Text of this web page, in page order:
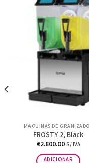
MÁQUINAS DE
FROSTY 2, Black
€2.800.00 S/ IVA
ADICIONAR